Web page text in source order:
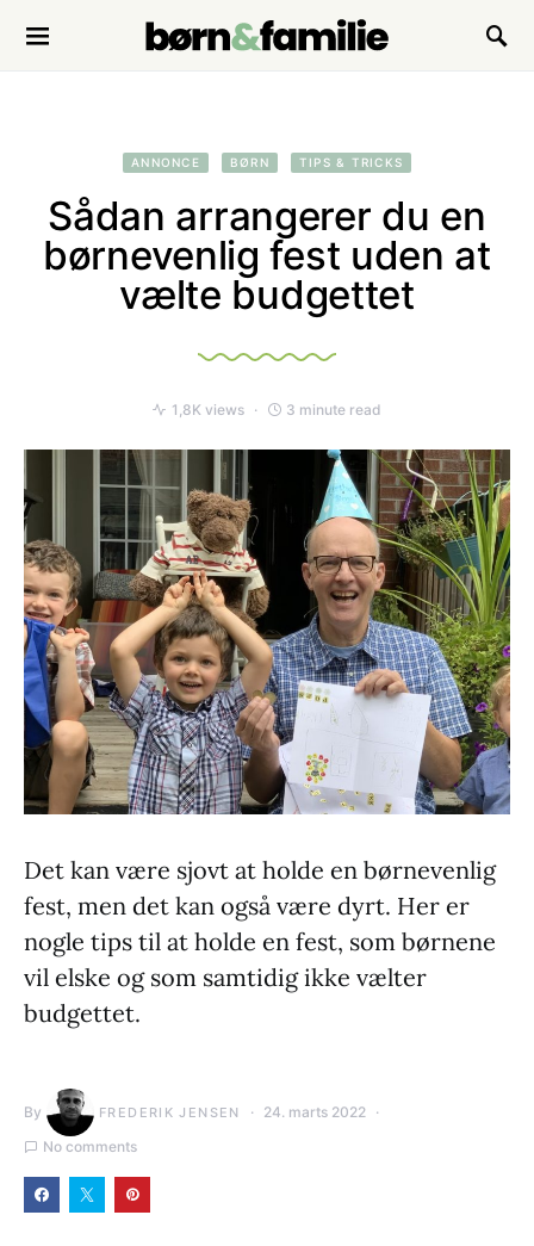
Search for:
ANNONCE BØRN TIPS & TRICKS
Sådan arrangerer du en
børnevenlig fest uden at
vælte budgettet
1,8K views 3 minute read
Det kan være sjovt at holde en børnevenlig
fest, men det kan også være dyrt. Her er
nogle tips til at holde en fest, som børnene
vil elske og som samtidig ikke vælter
budgettet.
By FREDERIK JENSEN
24. marts 2022
No comments